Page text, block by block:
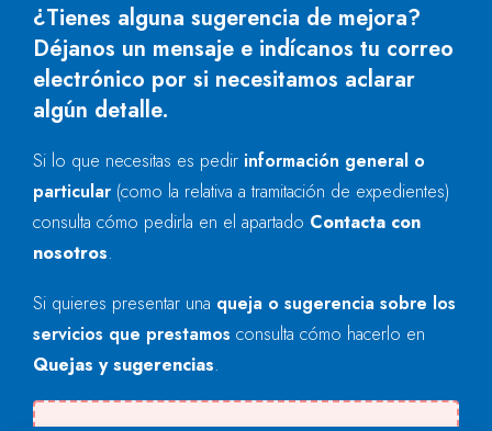
¿Tienes alguna sugerencia de mejora?
Déjanos un mensaje e indícanos tu correo
electrónico por si necesitamos aclarar
algún detalle.
Si lo que necesitas es pedir información general o
particular (como la relativa a tramitación de expedientes)
consulta cómo pedirla en el apartado Contacta con
nosotros.
Si quieres presentar una queja o sugerencia sobre los
servicios que prestamos consulta cómo hacerlo en
Quejas y sugerencias.